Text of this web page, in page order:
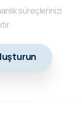
süreçlerinizi